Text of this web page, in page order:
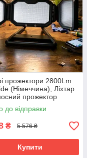
прожектори 2800Lm
(Німеччина), Ліхтар
прожектор
RYH
до відправки
₴ 5 576 ₴
Купити